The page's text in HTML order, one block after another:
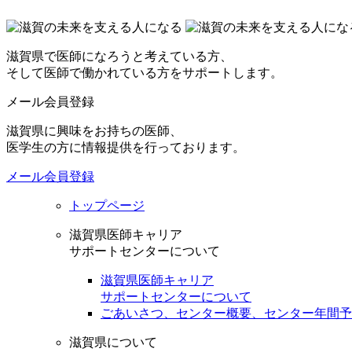
滋賀県で医師になろうと考えている方、
そして医師で働かれている方をサポートします。
メール会員登録
滋賀県に興味をお持ちの医師、
医学生の方に情報提供を行っております。
メール会員登録
トップページ
滋賀県医師キャリア
サポートセンターについて
滋賀県医師キャリア
サポートセンターについて
ごあいさつ、センター概要、センター年間
滋賀県について